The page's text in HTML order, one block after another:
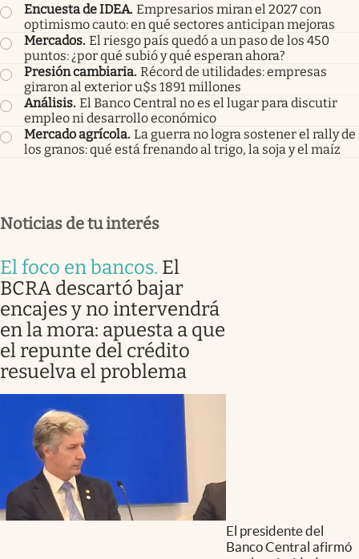
Encuesta de IDEA. Empresarios miran el 2027 con
optimismo cauto: en qué sectores anticipan mejoras
Mercados. El riesgo país quedó a un paso de los 450
puntos: ¿por qué subió y qué esperan ahora?
Presión cambiaria. Récord de utilidades: empresas
giraron al exterior u$s 1891 millones
Análisis. El Banco Central no es el lugar para discutir
empleo ni desarrollo económico
Mercado agrícola. La guerra no logra sostener el rally de
los granos: qué está frenando al trigo, la soja y el maíz
Noticias de tu interés
El foco en bancos. El
BCRA descartó bajar
encajes y no intervendrá
en la mora: apuesta a que
el repunte del crédito
resuelva el problema
El presidente del
Banco Central afirmó